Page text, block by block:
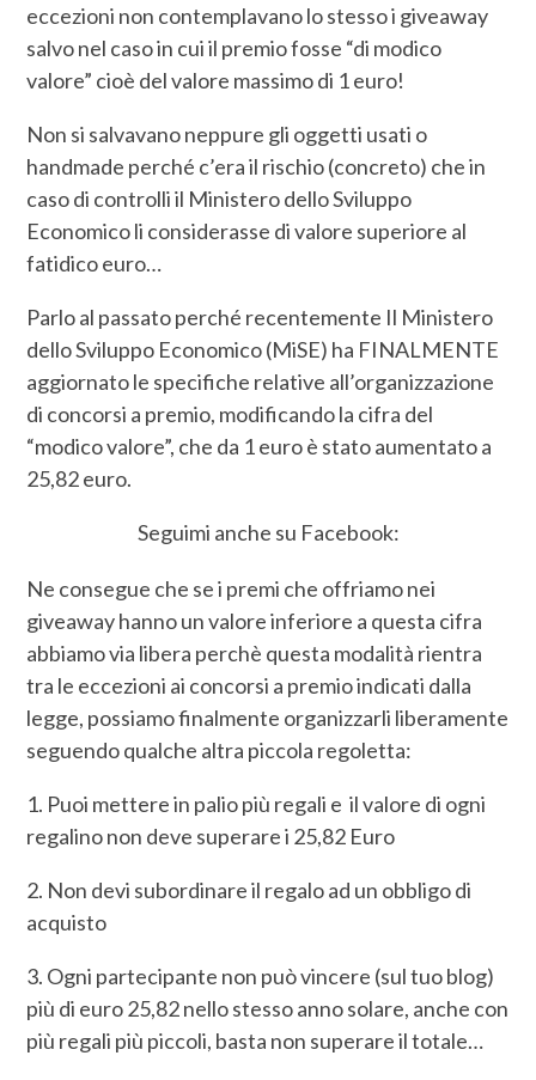
eccezioni non contemplavano lo stesso i giveaway
salvo nel caso in cui il premio fosse “di modico
valore” cioè del valore massimo di 1 euro!
Non si salvavano neppure gli oggetti usati o
handmade perché c’era il rischio (concreto) che in
caso di controlli il Ministero dello Sviluppo
Economico li considerasse di valore superiore al
fatidico euro…
Parlo al passato perché recentemente Il Ministero
dello Sviluppo Economico (MiSE) ha FINALMENTE
aggiornato le specifiche relative all’organizzazione
di concorsi a premio, modificando la cifra del
“modico valore”, che da 1 euro è stato aumentato a
25,82 euro.
Seguimi anche su Facebook:
Ne consegue che se i premi che offriamo nei
giveaway hanno un valore inferiore a questa cifra
abbiamo via libera perchè questa modalità rientra
tra le eccezioni ai concorsi a premio indicati dalla
legge, possiamo finalmente organizzarli liberamente
seguendo qualche altra piccola regoletta:
1. Puoi mettere in palio più regali e il valore di ogni
regalino non deve superare i 25,82 Euro
2. Non devi subordinare il regalo ad un obbligo di
acquisto
3. Ogni partecipante non può vincere (sul tuo blog)
più di euro 25,82 nello stesso anno solare, anche con
più regali più piccoli, basta non superare il totale…